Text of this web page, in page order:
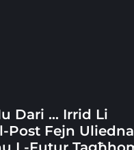
Dari … Irrid Li
Post Fejn Uliedna